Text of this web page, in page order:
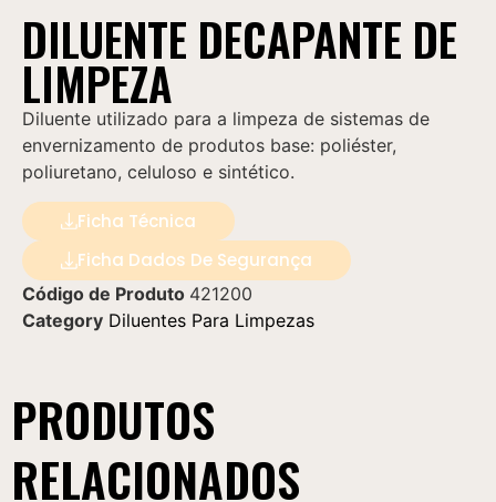
DILUENTE DECAPANTE DE
LIMPEZA
Diluente utilizado para a limpeza de sistemas de
envernizamento de produtos base: poliéster,
poliuretano, celuloso e sintético.
Ficha Técnica
Ficha Dados De Segurança
Código de Produto 421200
Category Diluentes Para Limpezas
PRODUTOS
RELACIONADOS